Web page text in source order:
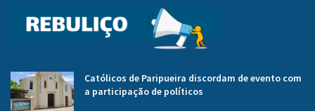
Católicos de Paripueira discordam de evento com
a participação de políticos